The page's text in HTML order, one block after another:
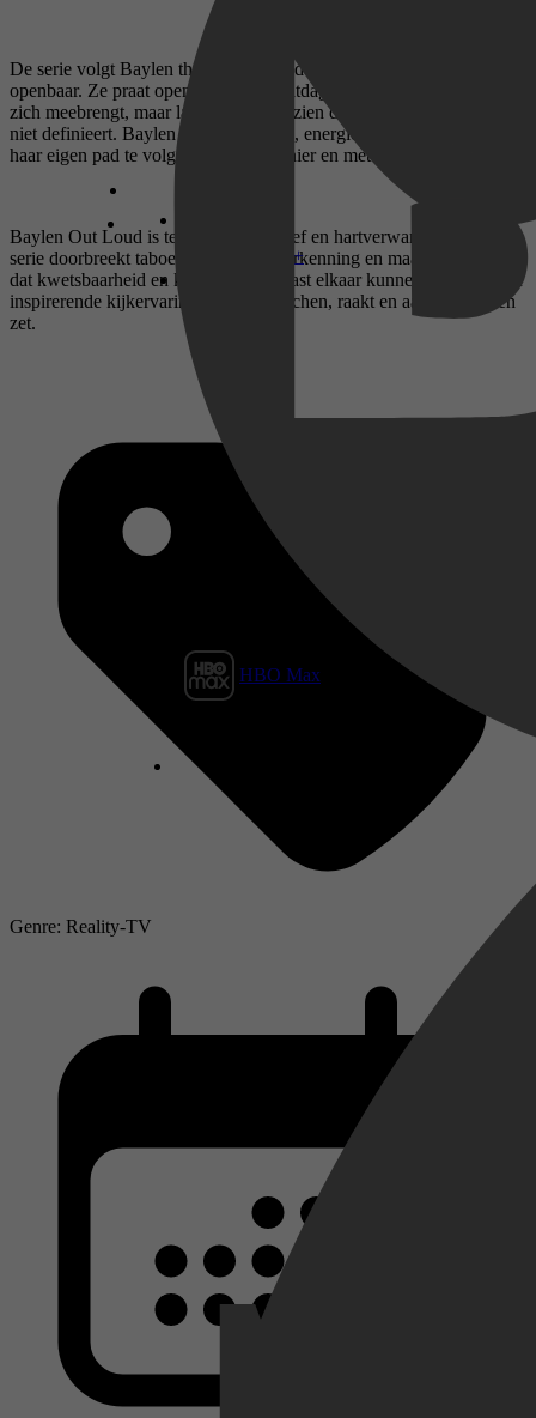
Disney+
HBO Max
De serie volgt Baylen thuis, met vrienden en familie, én in het
openbaar. Ze praat openlijk over de uitdagingen die Tourette met
zich meebrengt, maar laat vooral ook zien dat haar aandoening haar
niet definieert. Baylen is uitgesproken, energiek en vastberaden om
haar eigen pad te volgen, op haar manier en met haar eigen stem.
Baylen Out Loud is tegelijk informatief en hartverwarmend. De
serie doorbreekt taboes, zorgt voor herkenning en maakt duidelijk
dat kwetsbaarheid en kracht prima naast elkaar kunnen bestaan. Een
inspirerende kijkervaring die je laat lachen, raakt en aan het denken
zet.
Genre: Reality-TV